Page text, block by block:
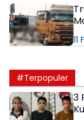
#Terpopuler
3